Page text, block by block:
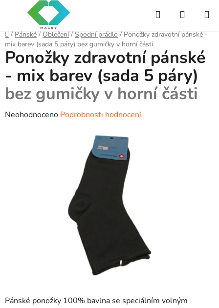
Hledat
KOŠÍK
Domů
/ Pánské / Oblečení / Spodní prádlo / Ponožky zdravotní pánské -
mix barev (sada 5 páry) bez gumičky v horní části
Pánské ponožky 100% bavlna se speciálním volným
Ponožky zdravotní pánské
- mix barev (sada 5 páry)
bez gumičky v horní části
Průměrné
Neohodnoceno Podrobnosti hodnocení